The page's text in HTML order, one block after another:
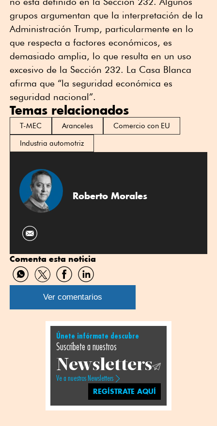
grupos argumentan que la interpretación de la
Administración Trump, particularmente en lo
que respecta a factores económicos, es
demasiado amplia, lo que resulta en un uso
excesivo de la Sección 232. La Casa Blanca
afirma que “la seguridad económica es
seguridad nacional”.
Temas relacionados
T-MEC Aranceles
Comercio con EU
Industria automotriz
Roberto Morales
Comenta esta noticia
Compartir
por
WhatsApp
Compartir
por
Twitter
Compartir
por
Facebook
Compartir
por
Linkedin
Ver comentarios
Únete infórmate descubre
Suscríbete a nuestros
Newsletters
Ve a nuestros Newsletters
REGÍSTRATE AQUÍ